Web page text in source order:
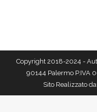
Copyright 2018-2024 -
90144 Palermo P.IVA
Sito Realizzato